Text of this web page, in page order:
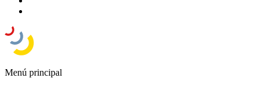
Menú principal